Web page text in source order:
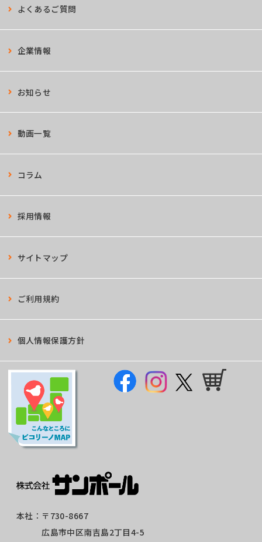
よくあるご質問
企業情報
お知らせ
動画一覧
コラム
採用情報
サイトマップ
ご利用規約
個人情報保護方針
本社： 〒730-8667
広島市中区南吉島2丁目4-5